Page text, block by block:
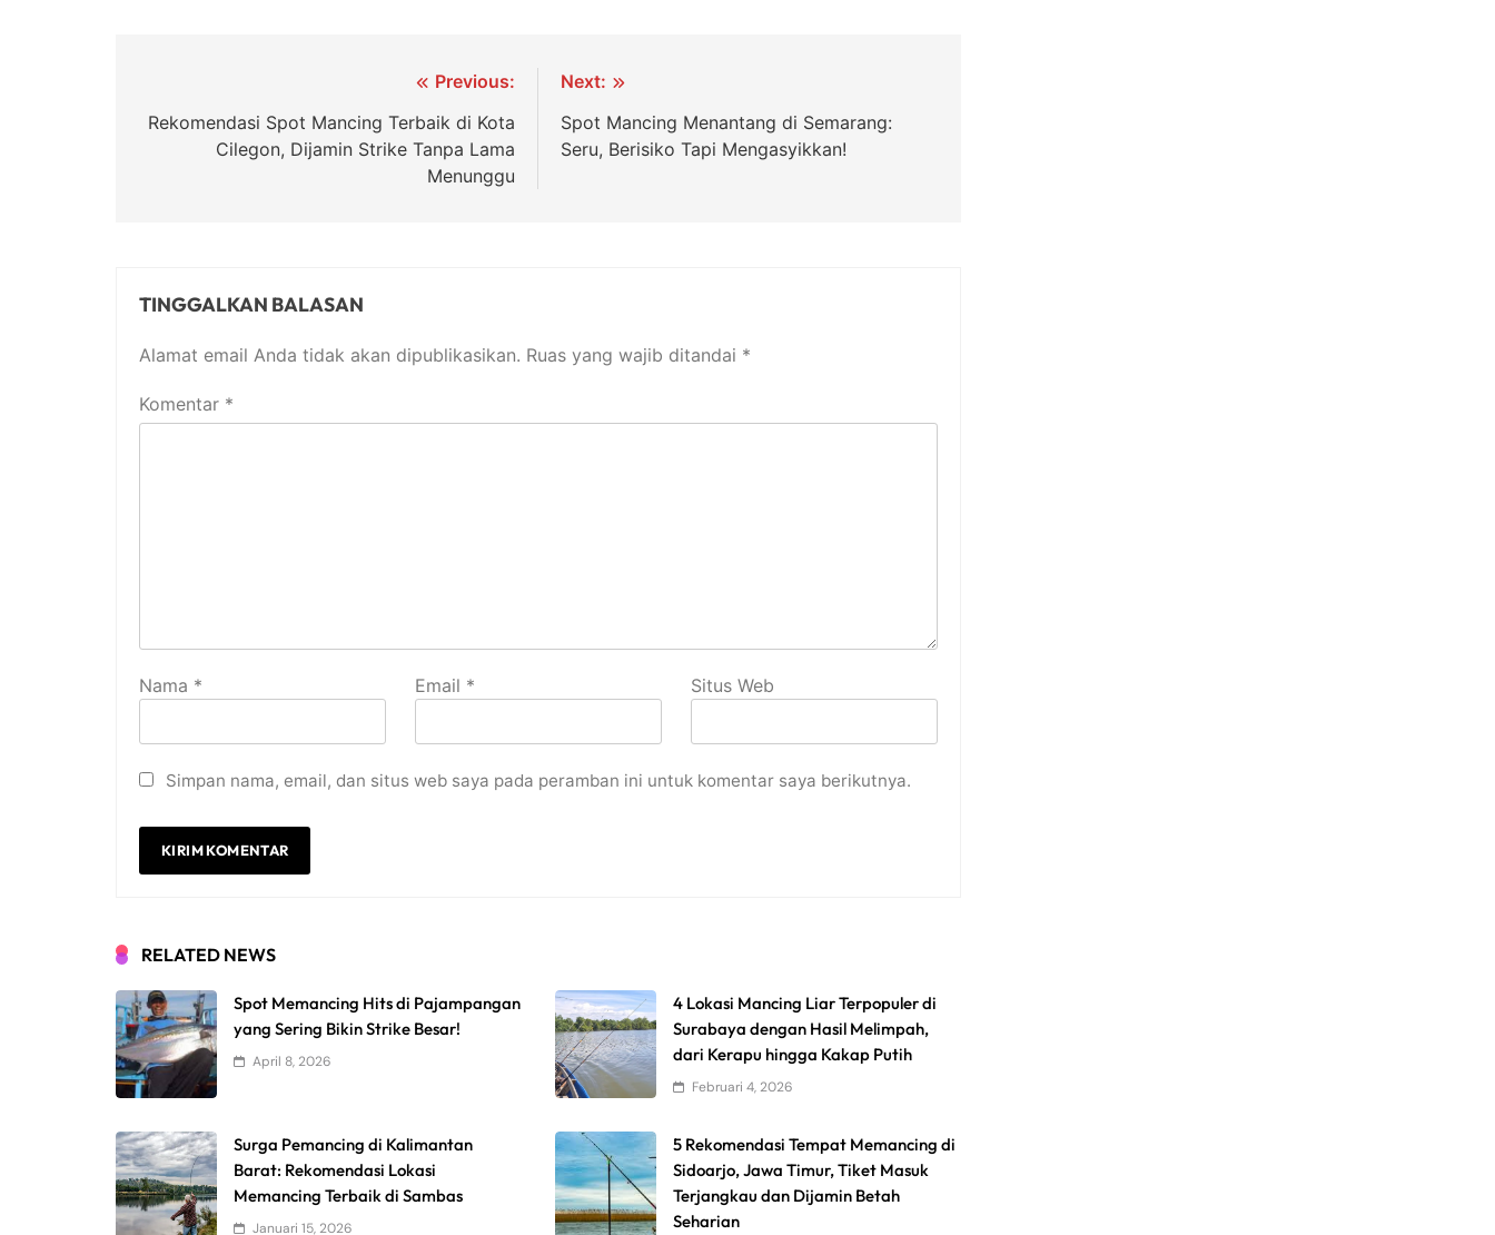
pos
Previous:
Rekomendasi Spot Mancing Terbaik di Kota
Cilegon, Dijamin Strike Tanpa Lama
Menunggu
Next:
Spot Mancing Menantang di Semarang:
Seru, Berisiko Tapi Mengasyikkan!
TINGGALKAN BALASAN
Alamat email Anda tidak akan dipublikasikan. Ruas yang wajib ditandai *
Komentar *
Nama * Email * Situs Web
Simpan nama, email, dan situs web saya pada peramban ini untuk komentar saya berikutnya.
RELATED NEWS
Spot Memancing Hits di Pajampangan
yang Sering Bikin Strike Besar!
April 8, 2026
4 Lokasi Mancing Liar Terpopuler di
Surabaya dengan Hasil Melimpah,
dari Kerapu hingga Kakap Putih
Februari 4, 2026
Surga Pemancing di Kalimantan
Barat: Rekomendasi Lokasi
Memancing Terbaik di Sambas
Januari 15, 2026
5 Rekomendasi Tempat Memancing di
Sidoarjo, Jawa Timur, Tiket Masuk
Terjangkau dan Dijamin Betah
Seharian